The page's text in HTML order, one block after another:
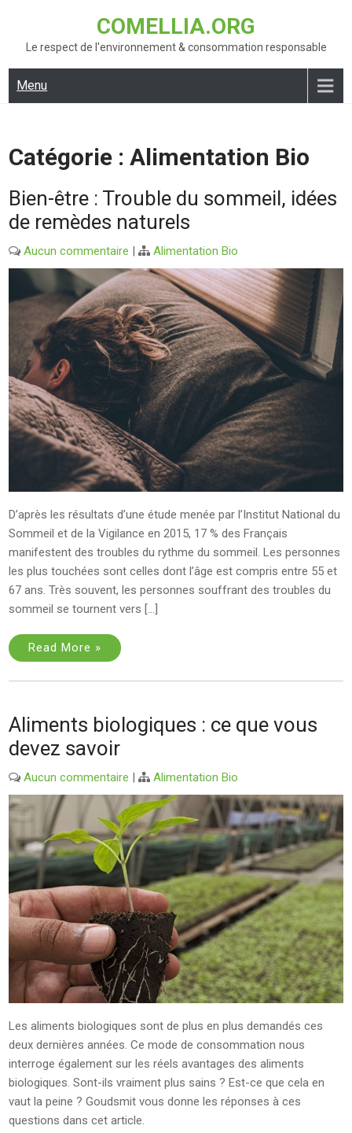
content
COMELLIA.ORG
Le respect de l'environnement & consommation responsable
Menu
Catégorie :Alimentation Bio
Bien-être : Trouble du sommeil, idées
de remèdes naturels
Aucun commentaire | Alimentation Bio
D’après les résultats d’une étude menée par l’Institut National du
Sommeil et de la Vigilance en 2015, 17 % des Français
manifestent des troubles du rythme du sommeil. Les personnes
les plus touchées sont celles dont l’âge est compris entre 55 et
67 ans. Très souvent, les personnes souffrant des troubles du
sommeil se tournent vers […]
Read More »
Aliments biologiques : ce que vous
devez savoir
Aucun commentaire | Alimentation Bio
Les aliments biologiques sont de plus en plus demandés ces
deux dernières années. Ce mode de consommation nous
interroge également sur les réels avantages des aliments
biologiques. Sont-ils vraiment plus sains ? Est-ce que cela en
vaut la peine ? Goudsmit vous donne les réponses à ces
questions dans cet article.